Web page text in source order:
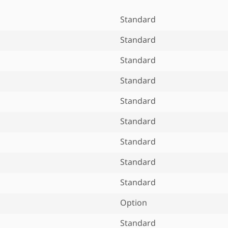
Standard
Standard
Standard
Standard
Standard
Standard
Standard
Standard
Standard
Option
Standard